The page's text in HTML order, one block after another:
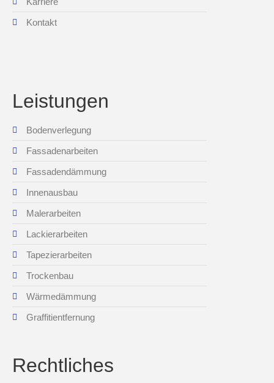
Kontakt
Leistungen
Bodenverlegung
Fassadenarbeiten
Fassadendämmung
Innenausbau
Malerarbeiten
Lackierarbeiten
Tapezierarbeiten
Trockenbau
Wärmedämmung
Graffitientfernung
Rechtliches